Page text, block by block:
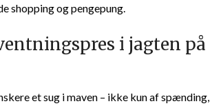
shopping og pengepung.
i jagten på
et sug i maven – ikke kun af spænding,